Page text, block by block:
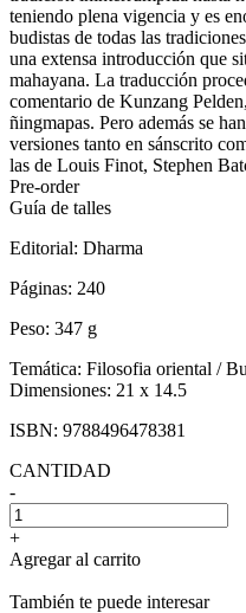
teniendo plena vigencia y es
budistas de todas las
una extensa introducción que
mahayana. La traducción
comentario de Kunzang
ñingmapas. Pero además se
versiones tanto en sánscrito
las de Louis Finot, Stephen
Pre-order
Guía de talles
Editorial: Dharma
Páginas: 240
Peso: 347 g
Temática: Filosofia oriental /
Dimensiones: 21 x 14.5
ISBN: 9788496478381
CANTIDAD
-
+
Agregar al carrito
También te puede interesar